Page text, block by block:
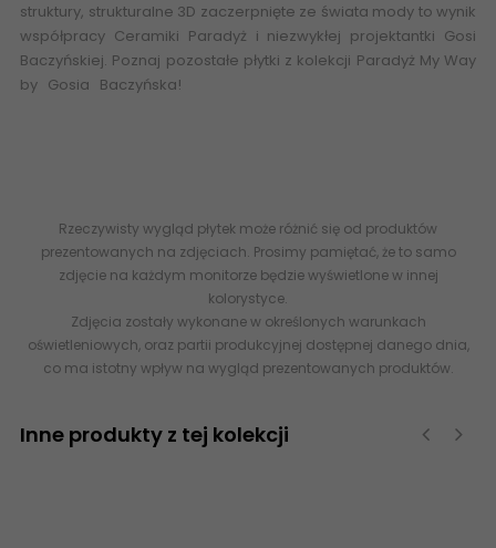
struktury, strukturalne 3D zaczerpnięte ze świata mody to wynik
współpracy Ceramiki Paradyż i niezwykłej projektantki Gosi
Baczyńskiej. Poznaj pozostałe płytki z kolekcji Paradyż My Way
by Gosia Baczyńska!
Rzeczywisty wygląd płytek może różnić się od produktów
prezentowanych na zdjęciach. Prosimy pamiętać, że to samo
zdjęcie na każdym monitorze będzie wyświetlone w innej
kolorystyce.
Zdjęcia zostały wykonane w określonych warunkach
oświetleniowych, oraz partii produkcyjnej dostępnej danego dnia,
co ma istotny wpływ na wygląd prezentowanych produktów.
Inne produkty z tej kolekcji